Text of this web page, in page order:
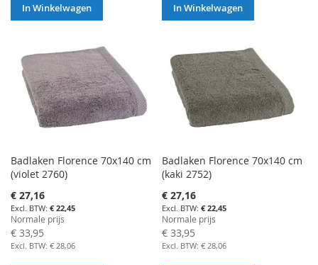
In Winkelwagen In Winkelwagen
Badlaken Florence 70x140 cm
(violet 2760)
Aanbiedingsprijs
€ 27,16
€ 22,45
Normale prijs
€ 33,95
€ 28,06
Badlaken Florence 70x140 cm
(kaki 2752)
Aanbiedingsprijs
€ 27,16
€ 22,45
Normale prijs
€ 33,95
€ 28,06